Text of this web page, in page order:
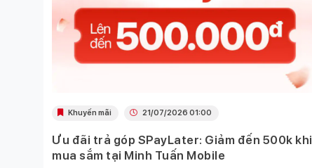
Khuyến mãi 21/07/2026 01:00
Ưu đãi trả góp SPayLater: Giảm đến 500k khi
mua sắm tại Minh Tuấn Mobile